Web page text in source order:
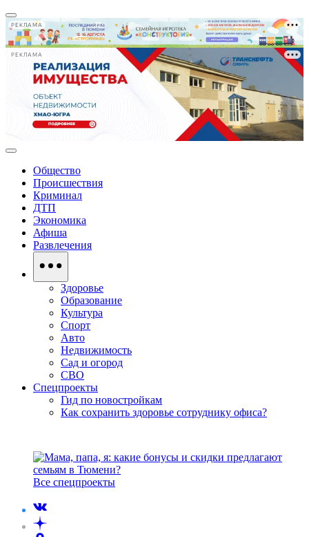
РЕКЛАМА
РЕКЛАМА
Общество
Происшествия
Криминал
ДТП
Экономика
Афиша
Развлечения
Здоровье
Образование
Культура
Спорт
Авто
Недвижимость
Сад и огород
СВО
Спецпроекты
Гид по новостройкам
Как сохранить здоровье сотруднику офиса?
Все спецпроекты